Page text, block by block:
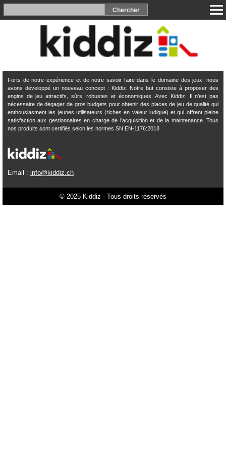
Forts de notre expérience et de notre savoir faire dans le domaine des jeux, nous
avons développé un nouveau concept : Kiddiz. Notre but consiste à proposer des
engins de jeu attractifs, sûrs, robustes et économiques. Avec Kiddiz, Il n’est pas
nécessaire de dégager de gros budgets pour obtenir des places de jeu de qualité qui
enthousiasment les jeunes utilisateurs (riches en valeur ludique) et qui offrent pleine
satisfaction aux gestionnaires en charge de l’acquisition et de la maintenance. Tous
nos produits sont certifiés selon les normes SN EN-1176:2018.
Email : info@kiddiz.ch
© 2025 Kiddiz - Tous droits réservés